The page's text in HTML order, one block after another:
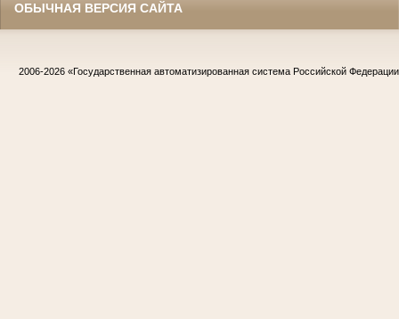
ОБЫЧНАЯ ВЕРСИЯ САЙТА
2006-2026 «Государственная автоматизированная система Российской